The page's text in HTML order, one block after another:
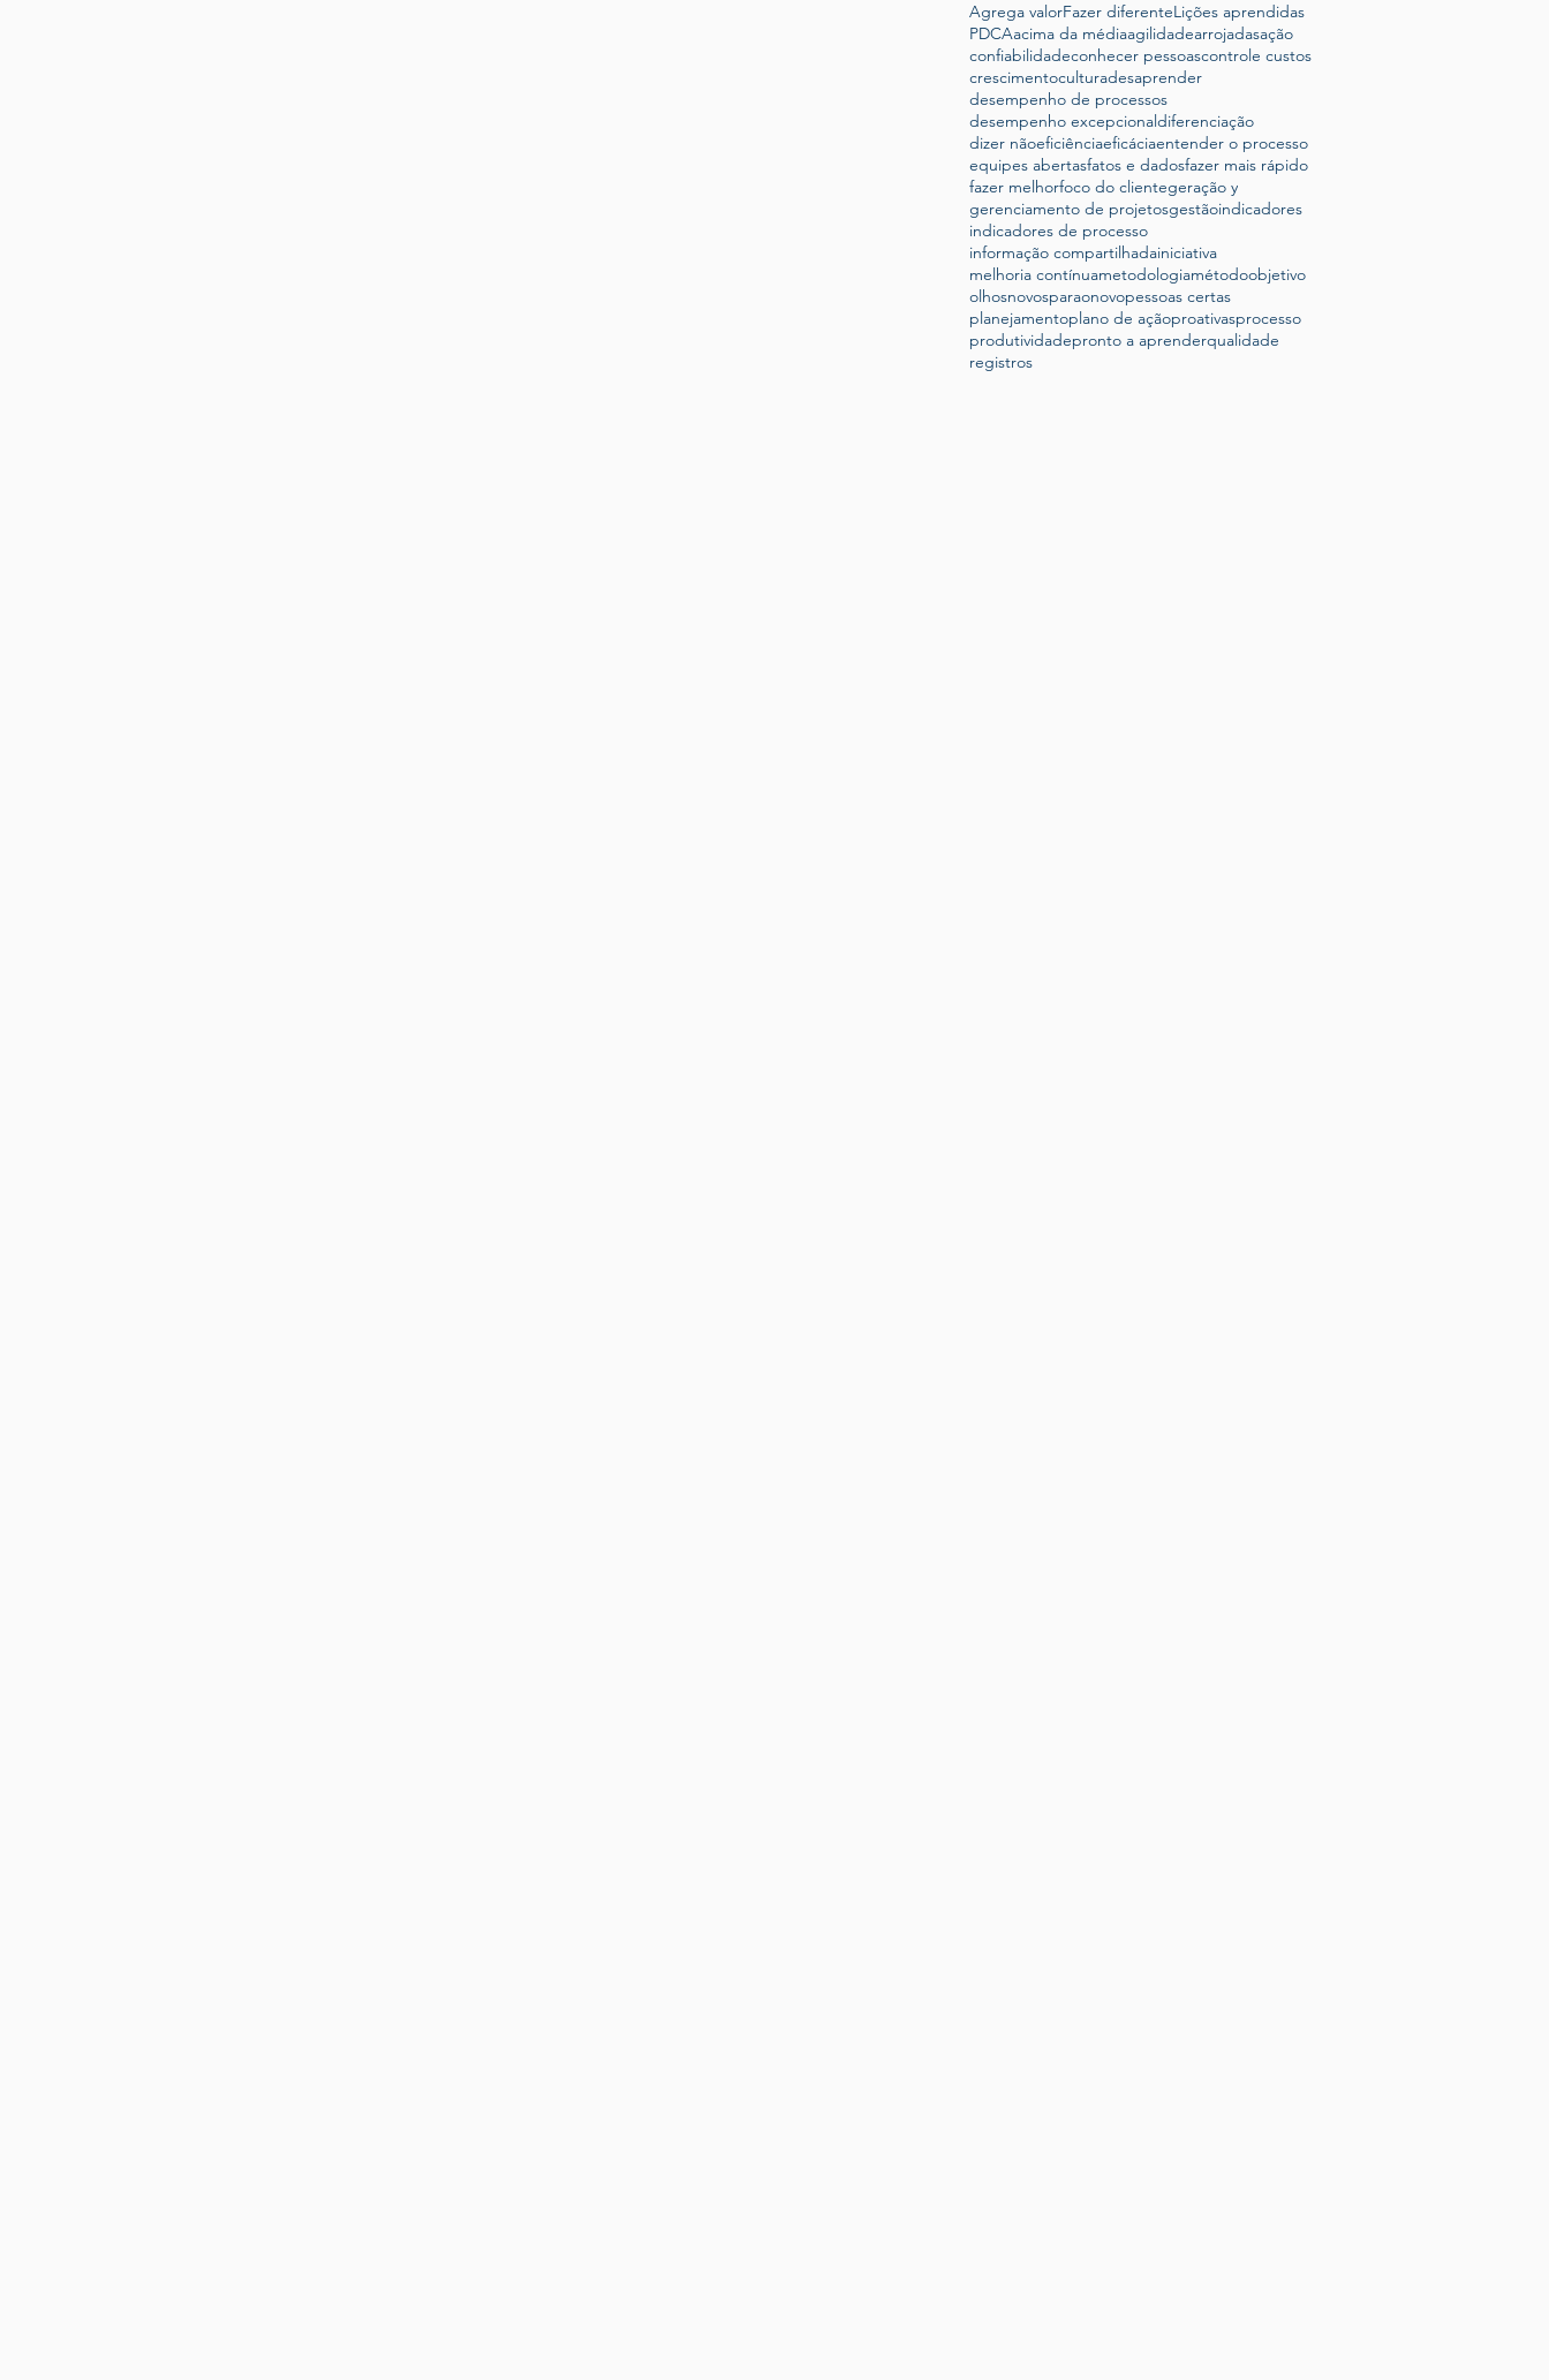
Agrega valorFazer diferenteLições aprendidas
PDCAacima da médiaagilidadearrojadasação
confiabilidadeconhecer pessoascontrole custos
crescimentoculturadesaprender
desempenho de processos
desempenho excepcionaldiferenciação
dizer nãoeficiênciaeficáciaentender o processo
equipes abertasfatos e dadosfazer mais rápido
fazer melhorfoco do clientegeração y
gerenciamento de projetosgestãoindicadores
indicadores de processo
informação compartilhadainiciativa
melhoria contínuametodologiamétodoobjetivo
olhosnovosparaonovopessoas certas
planejamentoplano de açãoproativasprocesso
produtividadepronto a aprenderqualidade
registros